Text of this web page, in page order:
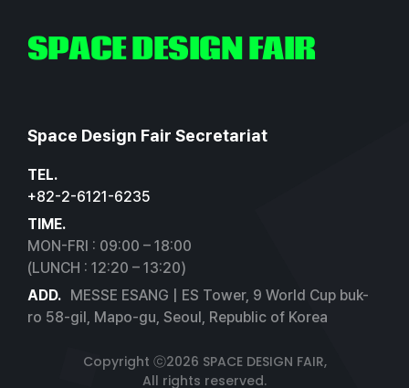
SPACE DESIGN FAIR
Space Design Fair Secretariat
TEL.
+82-2-6121-6235
TIME.
MON-FRI : 09:00 – 18:00
(LUNCH : 12:20 – 13:20)
ADD. MESSE ESANG | ES Tower, 9 World Cup buk-
ro 58-gil, Mapo-gu, Seoul, Republic of Korea
Copyright ⓒ2026 SPACE DESIGN FAIR,
All rights reserved.